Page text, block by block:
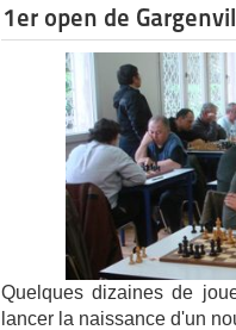
1er open de
Quelques dizaines de
lancer la naissance d'un